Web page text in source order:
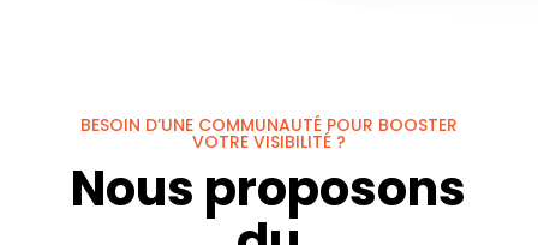
BESOIN D’UNE COMMUNAUTÉ POUR BOOSTER
VOTRE VISIBILITÉ ?
Nous proposons